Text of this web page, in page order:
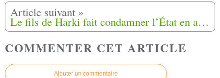
Le fils de Harki fait condamner l’État en appel Pujol-de-Bosc (11)
COMMENTER CET ARTICLE
Ajouter un commentaire